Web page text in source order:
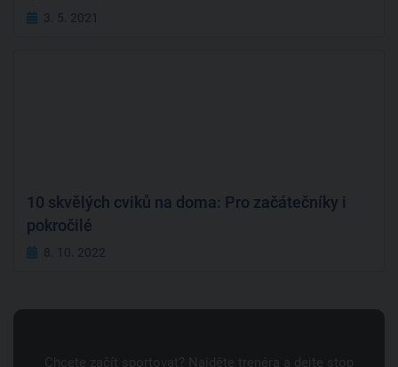
3. 5. 2021
10 skvělých cviků na doma: Pro začátečníky i
pokročilé
8. 10. 2022